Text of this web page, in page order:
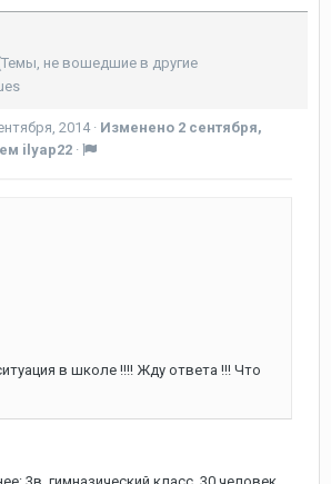
не вошедшие в другие
2014· Изменено 2 сентября,
ilyap22 ·
в школе !!!! Жду ответа !!! Что